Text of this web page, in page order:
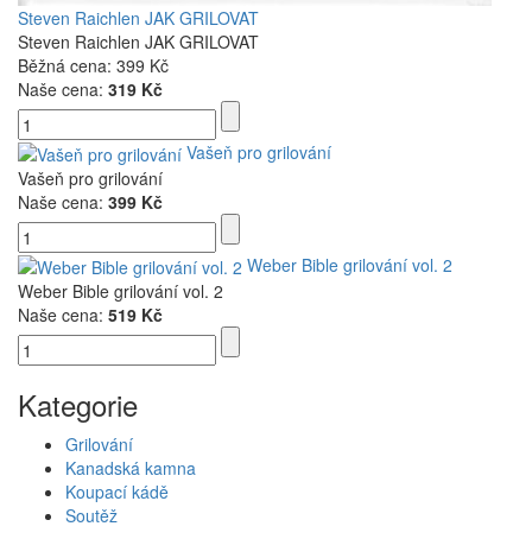
Steven Raichlen JAK GRILOVAT
Steven Raichlen JAK GRILOVAT
Běžná cena: 399 Kč
Naše cena: 319 Kč
Vašeň pro grilování
Vašeň pro grilování
Naše cena: 399 Kč
Weber Bible grilování vol. 2
Weber Bible grilování vol. 2
Naše cena: 519 Kč
Kategorie
Grilování
Kanadská kamna
Koupací kádě
Soutěž